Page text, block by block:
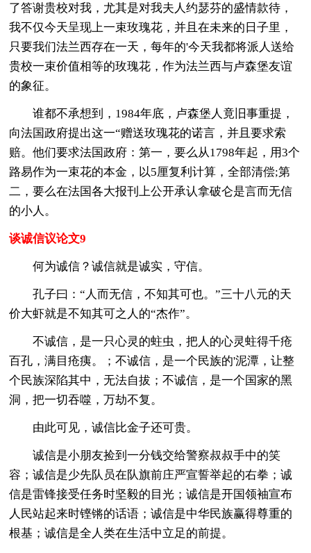
了答谢贵校对我，尤其是对我夫人约瑟芬的盛情款待，
我不仅今天呈现上一束玫瑰花，并且在未来的日子里，
只要我们法兰西存在一天，每年的'今天我都将派人送给
贵校一束价值相等的玫瑰花，作为法兰西与卢森堡友谊
的象征。
谁都不承想到，1984年底，卢森堡人竟旧事重提，
向法国政府提出这一“赠送玫瑰花的诺言，并且要求索
赔。他们要求法国政府：第一，要么从1798年起，用3个
路易作为一束花的本金，以5厘复利计算，全部清偿;第
二，要么在法国各大报刊上公开承认拿破仑是言而无信
的小人。
谈诚信议论文9
何为诚信？诚信就是诚实，守信。
孔子曰：“人而无信，不知其可也。”三十八元的天
价大虾就是不知其可之人的“杰作”。
不诚信，是一只心灵的蛀虫，把人的心灵蛀得千疮
百孔，满目疮痍。；不诚信，是一个民族的'泥潭，让整
个民族深陷其中，无法自拔；不诚信，是一个国家的黑
洞，把一切吞噬，万劫不复。
由此可见，诚信比金子还可贵。
诚信是小朋友捡到一分钱交给警察叔叔手中的笑
容；诚信是少先队员在队旗前庄严宣誓举起的右拳；诚
信是雷锋接受任务时坚毅的目光；诚信是开国领袖宣布
人民站起来时铿锵的话语；诚信是中华民族赢得尊重的
根基；诚信是全人类在生活中立足的前提。